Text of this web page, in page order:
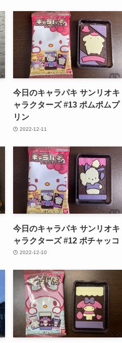
今日のキャラパキ サンリオキ
ャラクターズ #13 ポムポムプ
リン
2022-12-11
今日のキャラパキ サンリオキ
ャラクターズ #12 ポチャッコ
2022-12-10